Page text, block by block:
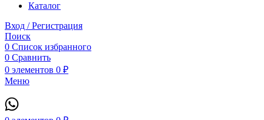
Каталог
Вход / Регистрация
Поиск
0 Список избранного
0 Сравнить
0 элементов 0 ₽
Меню